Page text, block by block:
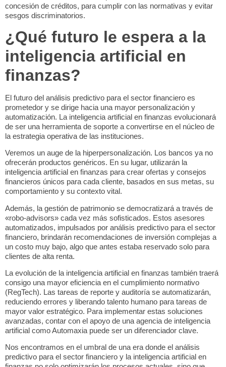
concesión de créditos, para cumplir con las normativas y evitar
sesgos discriminatorios.
¿Qué futuro le espera a la
inteligencia artificial en
finanzas?
El futuro del análisis predictivo para el sector financiero es
prometedor y se dirige hacia una mayor personalización y
automatización. La inteligencia artificial en finanzas evolucionará
de ser una herramienta de soporte a convertirse en el núcleo de
la estrategia operativa de las instituciones.
Veremos un auge de la hiperpersonalización. Los bancos ya no
ofrecerán productos genéricos. En su lugar, utilizarán la
inteligencia artificial en finanzas para crear ofertas y consejos
financieros únicos para cada cliente, basados en sus metas, su
comportamiento y su contexto vital.
Además, la gestión de patrimonio se democratizará a través de
«robo-advisors» cada vez más sofisticados. Estos asesores
automatizados, impulsados por análisis predictivo para el sector
financiero, brindarán recomendaciones de inversión complejas a
un costo muy bajo, algo que antes estaba reservado solo para
clientes de alta renta.
La evolución de la inteligencia artificial en finanzas también traerá
consigo una mayor eficiencia en el cumplimiento normativo
(RegTech). Las tareas de reporte y auditoría se automatizarán,
reduciendo errores y liberando talento humano para tareas de
mayor valor estratégico. Para implementar estas soluciones
avanzadas, contar con el apoyo de una agencia de inteligencia
artificial comoAutomaxia puede ser un diferenciador clave.
Nos encontramos en el umbral de una era donde el análisis
predictivo para el sector financiero y la inteligencia artificial en